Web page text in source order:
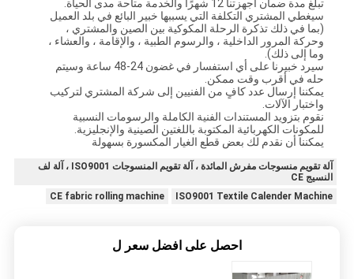
تبلغ مدة ضمان أجهزتنا 12 شهرًا والخدمة متاحة مدى الحياة.
سيغطي المشتري التكلفة التي يسببها خبير البائع في بلد العميل
(بما في ذلك تذكرة الرحلة المكوكية بين الصين والمشتري ،
وحركة المرور الداخلية ، والرسوم الطبية ، والإقامة ، والعشاء ،
وما إلى ذلك).
سيرد خبيرنا على أي استفسار في غضون 24-48 ساعة وسيتم
حله في أقرب وقت ممكن.
يمكننا إرسال عدد كافٍ من الفنيين إلى شركة المشتري لتركيب
واختبار الآلات.
نقوم بتزويد المستندات الفنية الكاملة والرسومات النسبية
للمكونات الكهربائية المكتوبة باللغتين الصينية والإنجليزية.
يمكننا أن نقدم لك بعض قطع الغيار المكسورة بسهولة
آلة تقويم منسوجات مفرش المائدة ، آلة تقويم المنسوجات ISO9001 ، آلة لف
النسيج CE
ISO9001 Textile Calender Machine
CE fabric rolling machine
احصل على افضل سعر ل